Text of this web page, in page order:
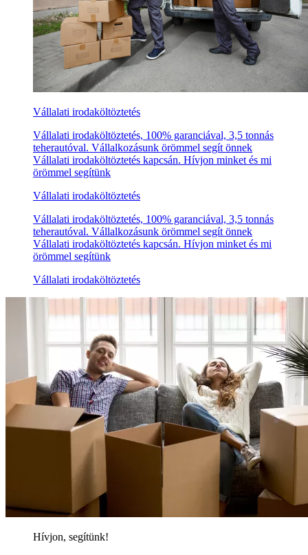
Vállalati irodaköltöztetés
Vállalati irodaköltöztetés, 100% garanciával, 3,5 tonnás
teherautóval. Vállalkozásunk örömmel segít önnek
Vállalati irodaköltöztetés kapcsán. Hívjon minket és mi
örömmel segítünk
Vállalati irodaköltöztetés
Vállalati irodaköltöztetés, 100% garanciával, 3,5 tonnás
teherautóval. Vállalkozásunk örömmel segít önnek
Vállalati irodaköltöztetés kapcsán. Hívjon minket és mi
örömmel segítünk
Vállalati irodaköltöztetés
Hívjon, segítünk!